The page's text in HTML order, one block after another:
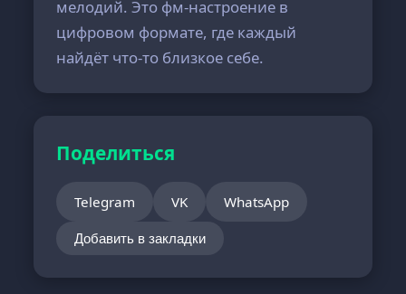
мелодий. Это фм-настроение в
цифровом формате, где каждый
найдёт что-то близкое себе.
Поделиться
Telegram VK WhatsApp
Добавить в закладки